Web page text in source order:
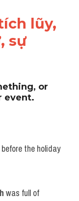
lũy,
sự
or
event.
before the holiday
was full of